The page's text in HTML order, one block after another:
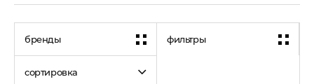
бренды фильтры
сортировка